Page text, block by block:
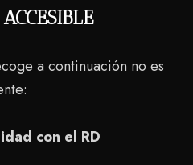
a continuación no es
con el RD